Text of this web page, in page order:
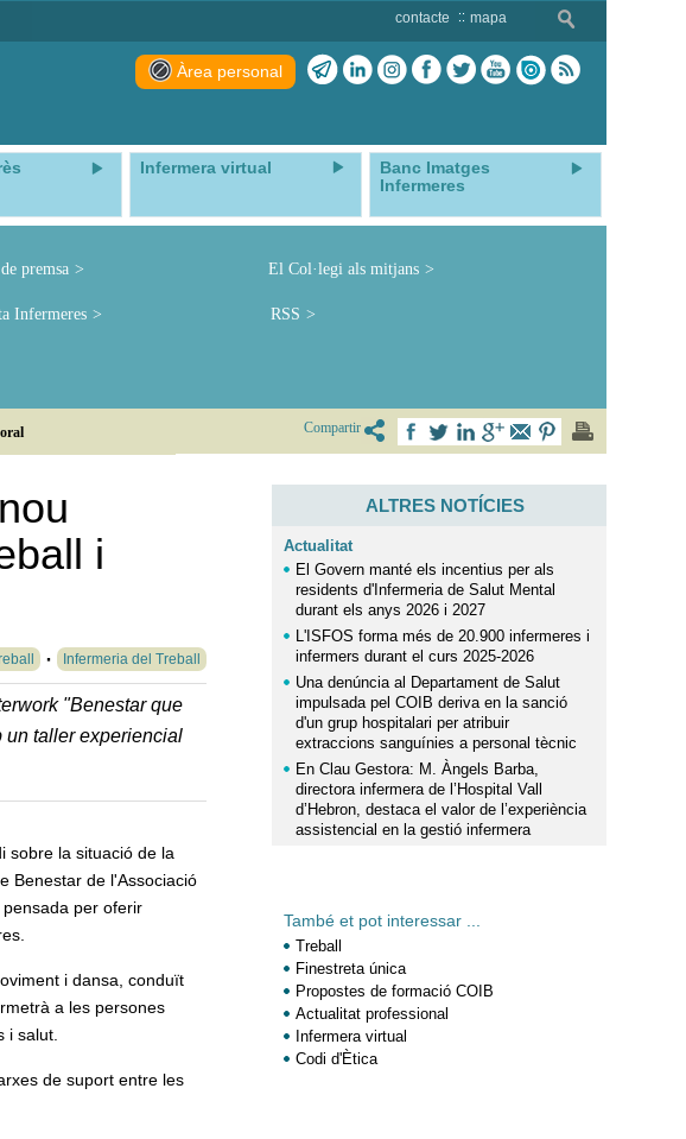
contacte mapa
Àrea personal
Infermera virtual
Banc Imatges
Infermeres
premsa El Col·legi als mitjans
Infermeres RSS
Compartir
i
Infermeria del Treball
"Benestar que
un taller experiencial
sobre la situació de la
Benestar de l'Associació
per oferir
i dansa, conduït
a les persones
i salut.
de suport entre les
ALTRES NOTÍCIES
Actualitat
El Govern manté els incentius per als
residents d'Infermeria de Salut Mental
durant els anys 2026 i 2027
L'ISFOS forma més de 20.900 infermeres i
infermers durant el curs 2025-2026
Una denúncia al Departament de Salut
impulsada pel COIB deriva en la sanció
d'un grup hospitalari per atribuir
extraccions sanguínies a personal tècnic
En Clau Gestora: M. Àngels Barba,
directora infermera de l’Hospital Vall
d’Hebron, destaca el valor de l’experiència
assistencial en la gestió infermera
També et pot interessar ...
Treball
Finestreta única
Propostes de formació COIB
Actualitat professional
Infermera virtual
Codi d'Ètica